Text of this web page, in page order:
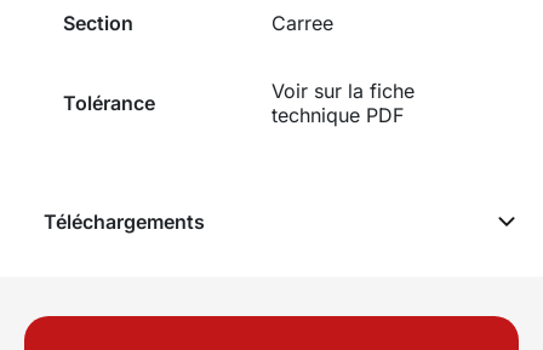
Section Carree
Tolérance
Voir sur la fiche
technique PDF
Téléchargements